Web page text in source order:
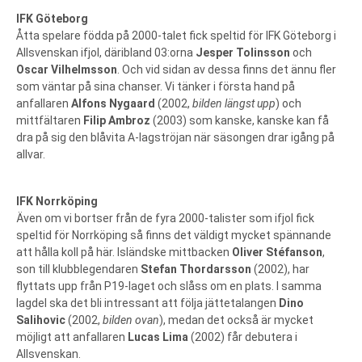
IFK Göteborg
Åtta spelare födda på 2000-talet fick speltid för IFK Göteborg i
Allsvenskan ifjol, däribland 03:orna Jesper Tolinsson och
Oscar Vilhelmsson . Och vid sidan av dessa finns det ännu fler
som väntar på sina chanser. Vi tänker i första hand på
anfallaren Alfons Nygaard (2002, bilden längst upp) och
mittfältaren Filip Ambroz (2003) som kanske, kanske kan få
dra på sig den blåvita A-lagströjan när säsongen drar igång på
allvar.
IFK Norrköping
Även om vi bortser från de fyra 2000-talister som ifjol fick
speltid för Norrköping så finns det väldigt mycket spännande
att hålla koll på här. Isländske mittbacken Oliver Stéfanson,
son till klubblegendaren Stefan Thordarsson (2002), har
flyttats upp från P19-laget och slåss om en plats. I samma
lagdel ska det bli intressant att följa jättetalangen Dino
Salihovic(2002, bilden ovan), medan det också är mycket
möjligt att anfallaren Lucas Lima (2002) får debutera i
Allsvenskan.